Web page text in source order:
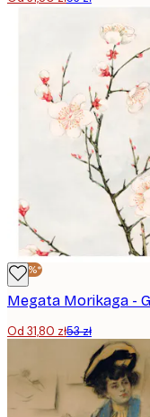
-40%*
Od 31,80 zł53 zł